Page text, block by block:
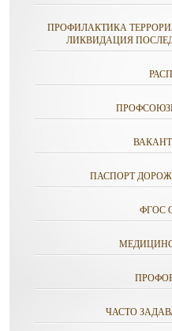
ПРОФИЛАКТИКА
ЛИКВИДАЦИЯ
ПАСПОРТ
ФГОС
ЧАСТО